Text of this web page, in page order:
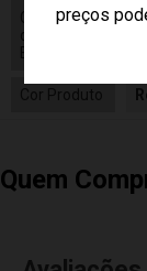
preços
Conteúdo
da
Embalagem
Cor Produto
Quem